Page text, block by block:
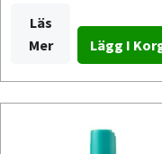
Läs
Mer